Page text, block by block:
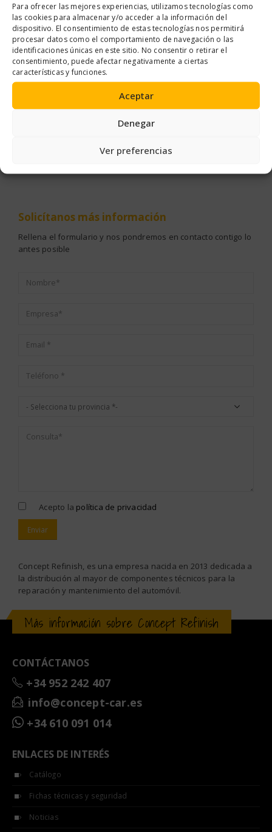
Para ofrecer las mejores experiencias, utilizamos tecnologías como
las cookies para almacenar y/o acceder a la información del
dispositivo. El consentimiento de estas tecnologías nos permitirá
procesar datos como el comportamiento de navegación o las
identificaciones únicas en este sitio. No consentir o retirar el
consentimiento, puede afectar negativamente a ciertas
características y funciones.
Aceptar
Denegar
Ver preferencias
GUANTES ,PROTECCIÓN E HIGIENE PERSONAL
Solicítanos más información
Rellena el formulario y nos pondremos en contacto contigo lo
antes posible
Acepto la política de privacidad
Concept Refinish, es una empresa nacida en 2013 dedicada a
la distribución al mayor de componentes técnicos para la
reparación y mantenimiento del automóvil.
Más información sobre Concept Refinish
CONTÁCTANOS
+34 952 242 407
info@concept-car.es
+34 610 091 014
ENLACES DE INTERÉS
Catálogo
Fichas técnicas y seguridad
Noticias